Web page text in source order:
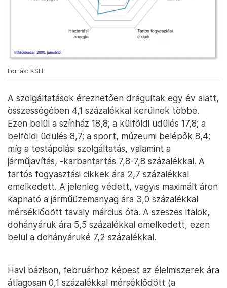
Forrás: KSH
A szolgáltatások érezhetően drágultak egy év alatt,
összességében 4,1 százalékkal kerülnek többe.
Ezen belül a színház 18,8; a külföldi üdülés 17,8; a
belföldi üdülés 8,7; a sport, múzeumi belépők 8,4;
míg a testápolási szolgáltatás, valamint a
járműjavítás, -karbantartás 7,8-7,8 százalékkal. A
tartós fogyasztási cikkek ára 2,7 százalékkal
emelkedett. A jelenleg védett, vagyis maximált áron
kapható a járműüzemanyag ára 3,0 százalékkal
mérséklődött tavaly március óta. A szeszes italok,
dohányáruk ára 5,5 százalékkal emelkedett, ezen
belül a dohányáruké 7,2 százalékkal.
Havi bázison, februárhoz képest az élelmiszerek ára
átlagosan 0,1 százalékkal mérséklődött (a